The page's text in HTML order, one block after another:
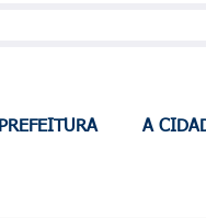
PREFEITURA A